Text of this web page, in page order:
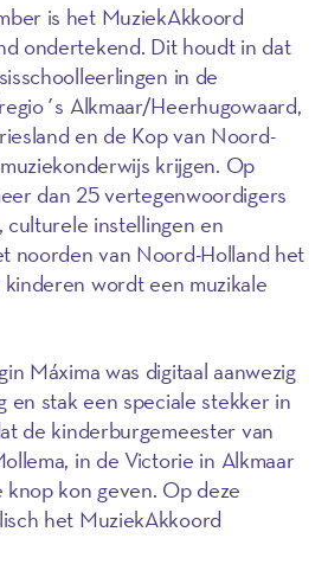
is het MuziekAkkoord
ondertekend. Dit houdt in dat
in de
Alkmaar/Heerhugowaard,
en de Kop van Noord-
krijgen. Op
dan 25 vertegenwoordigers
culturele instellingen en
noorden van Noord-Holland het
wordt een muzikale
Máxima was digitaal aanwezig
en stak een speciale stekker in
de kinderburgemeester van
in de Victorie in Alkmaar
kon geven. Op deze
het MuziekAkkoord